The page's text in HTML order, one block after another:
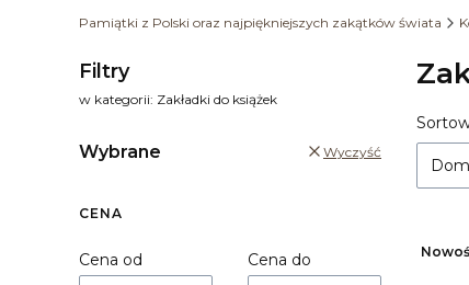
Pamiątki z Polski oraz najpiękniejszych zakątków świata
Filtry
w kategorii: Zakładki do książek
Wybrane Wyczyść
CENA
Cena od
Cena do